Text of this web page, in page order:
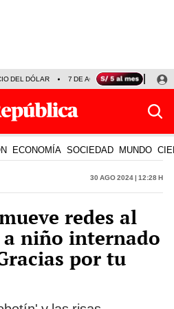
DEL DÓLAR 7 DE AGOSTO OLLANTA
ECONOMÍA SOCIEDAD MUNDO
30 Ago 2024 | 12:28 h
redes al
niño internado
por tu